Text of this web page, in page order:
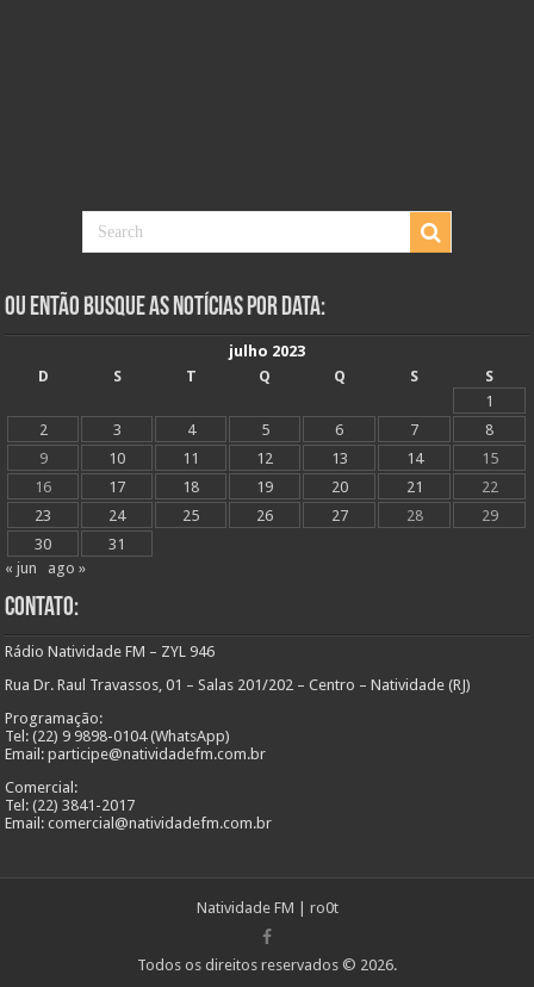
Ou Então Busque as Notícias Por Data:
julho 2023
D
S T Q Q S
S
1
2
3 4 5 6 7
8
9
10 11 12 13 14
15
16
17 18 19 20 21
22
23
24 25 26 27 28
29
30
31
« jun
ago »
Contato:
Rádio Natividade FM – ZYL 946
Rua Dr. Raul Travassos, 01 – Salas 201/202 – Centro – Natividade (RJ)
Programação:
Tel: (22) 9 9898-0104 (WhatsApp)
Email: participe@natividadefm.com.br
Comercial:
Tel: (22) 3841-2017
Email: comercial@natividadefm.com.br
Natividade FM ro0t
Todos os direitos reservados © 2026.